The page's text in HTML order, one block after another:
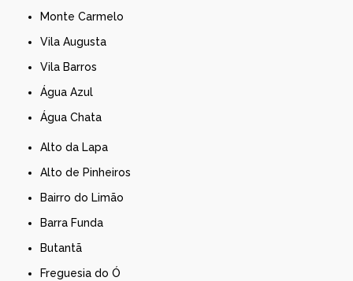
Monte Carmelo
Vila Augusta
Vila Barros
Água Azul
Água Chata
Alto da Lapa
Alto de Pinheiros
Bairro do Limão
Barra Funda
Butantã
Freguesia do Ó